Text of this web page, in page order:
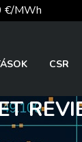
€/MWh
€/t
CSR